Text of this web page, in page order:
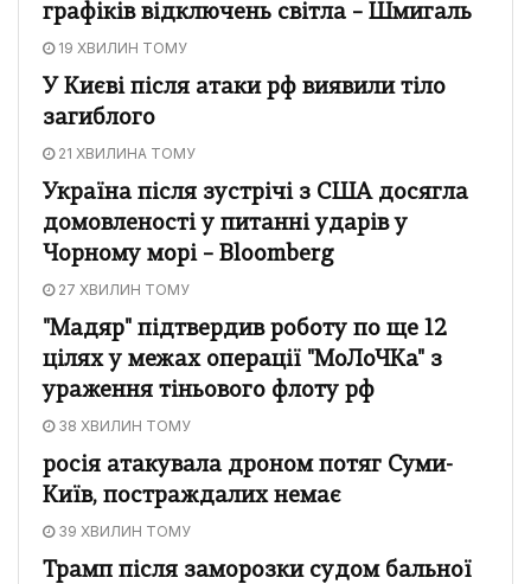
графіків відключень світла – Шмигаль
19 ХВИЛИН ТОМУ
У Києві після атаки рф виявили тіло
загиблого
21 ХВИЛИНА ТОМУ
Україна після зустрічі з США досягла
домовленості у питанні ударів у
Чорному морі – Bloomberg
27 ХВИЛИН ТОМУ
"Мадяр" підтвердив роботу по ще 12
цілях у межах операції "МоЛоЧКа" з
ураження тіньового флоту рф
38 ХВИЛИН ТОМУ
росія атакувала дроном потяг Суми-
Київ, постраждалих немає
39 ХВИЛИН ТОМУ
Трамп після заморозки судом бальної